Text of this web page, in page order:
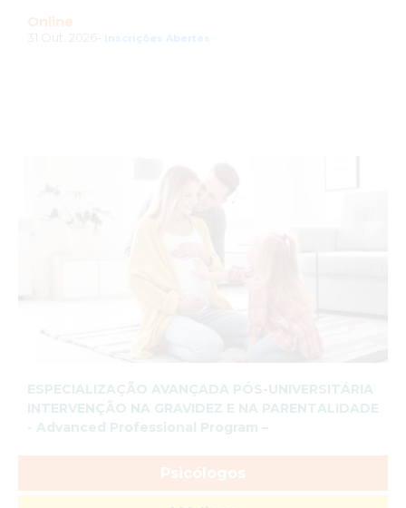
Online
Inscrições Abertas
ESPECIALIZAÇÃO AVANÇADA PÓS-UNIVERSITÁRIA
INTERVENÇÃO NA GRAVIDEZ E NA PARENTALIDADE
- Advanced Professional Program –
Psicólogos